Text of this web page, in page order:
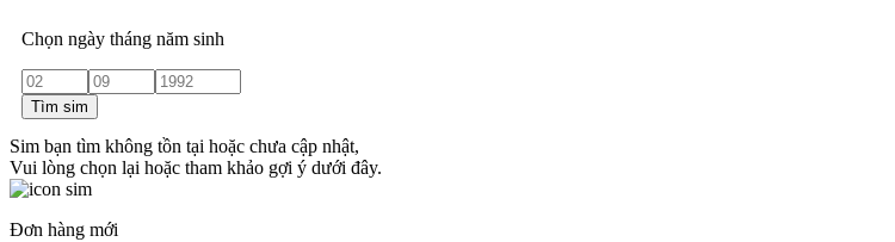
Chọn ngày tháng năm sinh
Tìm sim
Sim bạn tìm không tồn tại hoặc chưa cập nhật,
Vui lòng chọn lại hoặc tham khảo gợi ý dưới đây.
Đơn hàng mới